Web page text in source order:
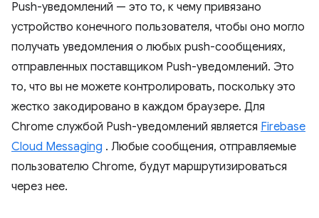
Push-уведомлений — это то, к чему привязано
устройство конечного пользователя, чтобы оно могло
получать уведомления о любых push-сообщениях,
отправленных поставщиком Push-уведомлений. Это
то, что вы не можете контролировать, поскольку это
жестко закодировано в каждом браузере. Для
Chrome службой Push-уведомлений является Firebase
Cloud Messaging . Любые сообщения, отправляемые
пользователю Chrome, будут маршрутизироваться
через нее.